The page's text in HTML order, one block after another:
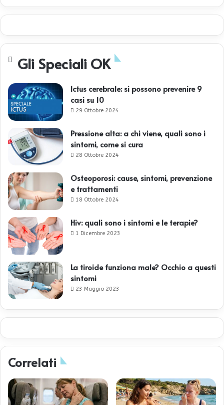
Gli Speciali OK
Ictus cerebrale: si possono prevenire 9
casi su 10
29 Ottobre 2024
Pressione alta: a chi viene, quali sono i
sintomi, come si cura
28 Ottobre 2024
Osteoporosi: cause, sintomi, prevenzione
e trattamenti
18 Ottobre 2024
Hiv: quali sono i sintomi e le terapie?
1 Dicembre 2023
La tiroide funziona male? Occhio a questi
sintomi
23 Maggio 2023
Correlati